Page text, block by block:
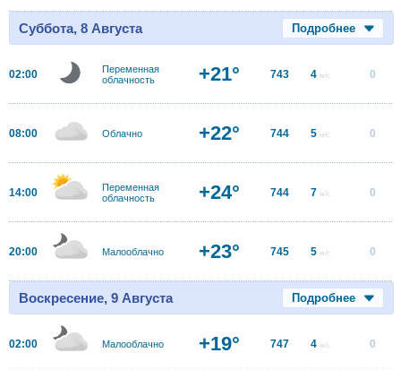
Суббота, 8 Августа Подробнее
02:00
Переменная
облачность
+21° 743 4 м/с 0
08:00 Облачно +22° 744 5 м/с 0
14:00
Переменная
облачность
+24° 744 7 м/с 0
20:00 Малооблачно +23° 745 5 м/с 0
Воскресение, 9 Августа Подробнее
02:00 Малооблачно +19° 747 4 м/с 0